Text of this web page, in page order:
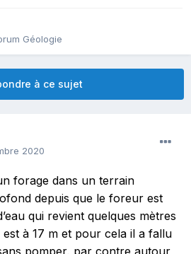
Géologie
à ce sujet
2020
forage dans un terrain
depuis que le foreur est
qui revient quelques mètres
à 17 m et pour cela il a fallu